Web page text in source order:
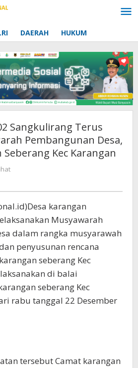
DAERAH HUKUM
Sangkulirang Terus
Pembangunan Desa,
Seberang Kec Karangan
karangan
Musyawarah
dalam rangka musyarawah
penyusunan rencana
seberang Kec
di balai
seberang Kec
rabu tanggal 22 Desember
tersebut Camat karangan